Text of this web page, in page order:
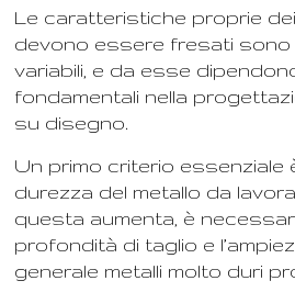
Le caratteristiche proprie
devono essere fresati sono
variabili, e da esse
fondamentali nella
su disegno.
Un primo criterio essenziale
durezza del metallo da
questa aumenta, è
profondità di taglio e
generale metalli molto duri